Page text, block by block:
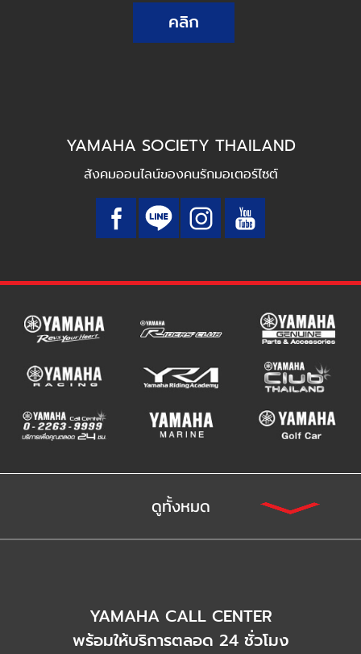
คลิก
YAMAHA SOCIETY THAILAND
สังคมออนไลน์ของคนรักมอเตอร์ไซต์
ดูทั้งหมด
YAMAHA CALL CENTER
พร้อมให้บริการตลอด 24 ชั่วโมง